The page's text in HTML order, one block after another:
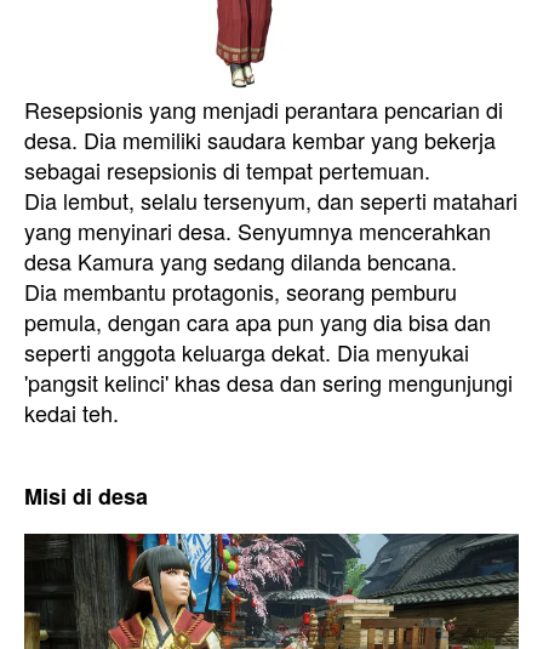
Resepsionis yang menjadi perantara pencarian di
desa. Dia memiliki saudara kembar yang bekerja
sebagai resepsionis di tempat pertemuan.
Dia lembut, selalu tersenyum, dan seperti matahari
yang menyinari desa. Senyumnya mencerahkan
desa Kamura yang sedang dilanda bencana.
Dia membantu protagonis, seorang pemburu
pemula, dengan cara apa pun yang dia bisa dan
seperti anggota keluarga dekat. Dia menyukai
'pangsit kelinci' khas desa dan sering mengunjungi
kedai teh.
Misi di desa